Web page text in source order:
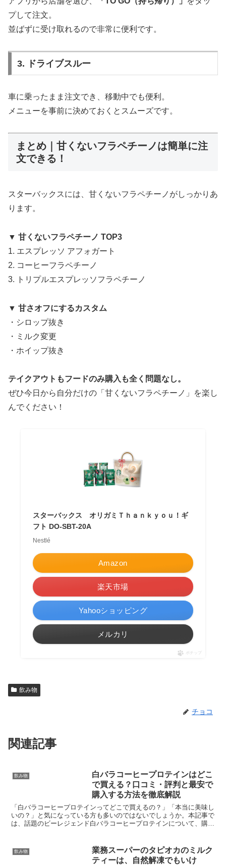
プして注文。
並ばずに受け取れるので非常に便利です。
3. ドライブスルー
車に乗ったまま注文でき、移動中でも便利。
メニューを事前に決めておくとスムーズです。
まとめ｜甘くないフラペチーノは簡単に注
文できる！
スターバックスには、甘くないフラペチーノがしっかりあ
ります。
▼ 甘くないフラペチーノ TOP3
1. エスプレッソ アフォガート
2. コーヒーフラペチーノ
3. トリプルエスプレッソフラペチーノ
▼ 甘さオフにするカスタム
・シロップ抜き
・ミルク変更
・ホイップ抜き
テイクアウトもフードのみ購入も全く問題なし。
ぜひ今日から自分だけの「甘くないフラペチーノ」を楽し
んでください！
スターバックス オリガミＴｈａｎｋｙｏｕ！ギ
フト DO-SBT-20A
Nestlé
Amazon
楽天市場
Yahooショッピング
メルカリ
ポチップ
飲み物
チョコ
関連記事
飲み物
白バラコーヒープロテインはどこ
で買える？口コミ・評判と最安で
購入する方法を徹底解説
「白バラコーヒープロテインってどこで買えるの？」「本当に美味し
いの？」と気になっている方も多いのではないでしょうか。本記事で
は、話題のビーレジェンド白バラコーヒープロテインについて、購入
飲み物
業務スーパーのタピオカのミルク
ティーは、自然解凍でもいけ